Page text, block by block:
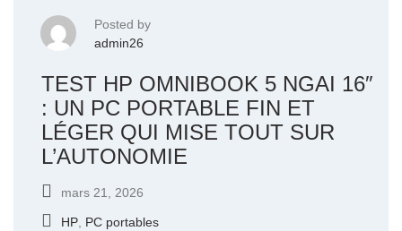
Posted by
admin26
TEST HP OMNIBOOK 5 NGAI 16″
: UN PC PORTABLE FIN ET
LÉGER QUI MISE TOUT SUR
L’AUTONOMIE
mars 21, 2026
HP PC portables